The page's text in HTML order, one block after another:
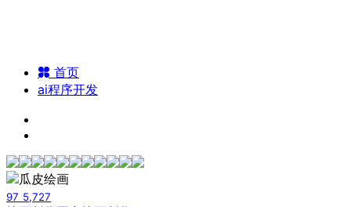
首页
ai程序开发
97 5,727